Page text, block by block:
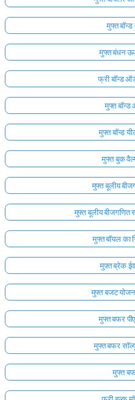
अभी
तक
अपना
पहला
प्रश्न
पूछें
मुफ्त
मुफ्त बंधन
फ्री बॉन्ड
मुफ्त बॉन्ड
मुफ्त बॉन्ड
मुफ्त बुक
मुफ्त बूलीय
मुफ्त बूलीय
मुफ्त बॉयल
मुफ़्त ब्रेक
मुफ्त बजट
मुफ्त बफर
मुफ्त बफर
मुफ्त